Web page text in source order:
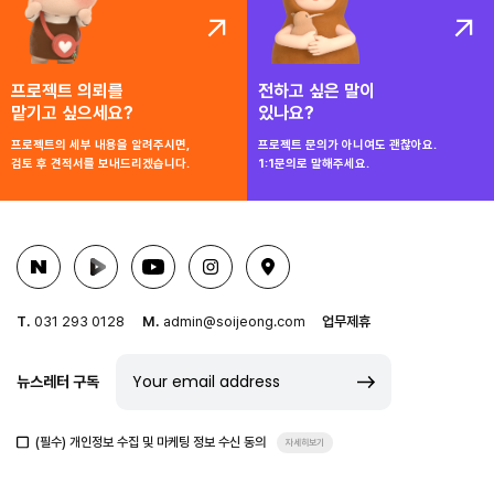
프로젝트 의뢰를
맡기고 싶으세요?
프로젝트의 세부 내용을 알려주시면,
검토 후 견적서를 보내드리겠습니다.
전하고 싶은 말이
있나요?
프로젝트 문의가 아니여도 괜찮아요.
1:1문의로 말해주세요.
T. 031 293 0128 M. admin@soijeong.com 업무제휴
뉴스레터 구독
(필수) 개인정보 수집 및 마케팅 정보 수신 동의 자세히보기